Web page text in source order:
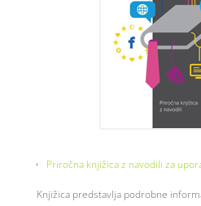
Priročna knjižica z navodili za
Knjižica predstavlja podrobne